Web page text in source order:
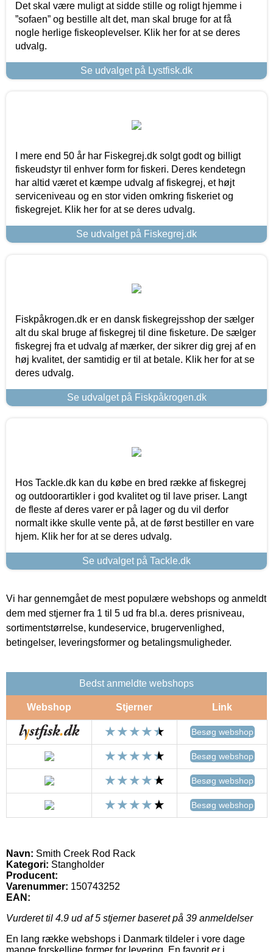
Det skal være muligt at sidde stille og roligt hjemme i
”sofaen” og bestille alt det, man skal bruge for at få
nogle herlige fiskeoplevelser. Klik her for at se deres
udvalg.
Se udvalget på Lystfisk.dk
I mere end 50 år har Fiskegrej.dk solgt godt og billigt
fiskeudstyr til enhver form for fiskeri. Deres kendetegn
har altid været et kæmpe udvalg af fiskegrej, et højt
serviceniveau og en stor viden omkring fiskeriet og
fiskegrejet. Klik her for at se deres udvalg.
Se udvalget på Fiskegrej.dk
Fiskpåkrogen.dk er en dansk fiskegrejsshop der sælger
alt du skal bruge af fiskegrej til dine fisketure. De sælger
fiskegrej fra et udvalg af mærker, der sikrer dig grej af en
høj kvalitet, der samtidig er til at betale. Klik her for at se
deres udvalg.
Se udvalget på Fiskpåkrogen.dk
Hos Tackle.dk kan du købe en bred række af fiskegrej
og outdoorartikler i god kvalitet og til lave priser. Langt
de fleste af deres varer er på lager og du vil derfor
normalt ikke skulle vente på, at de først bestiller en vare
hjem. Klik her for at se deres udvalg.
Se udvalget på Tackle.dk
Vi har gennemgået de mest populære webshops og anmeldt
dem med stjerner fra 1 til 5 ud fra bl.a. deres prisniveau,
sortimentstørrelse, kundeservice, brugervenlighed,
betingelser, leveringsformer og betalingsmuligheder.
Bedst anmeldte webshops
Webshop Stjerner Link
Besøg webshop
Besøg webshop
Besøg webshop
Besøg webshop
Navn: Smith Creek Rod Rack
Kategori: Stangholder
Producent:
Varenummer: 150743252
EAN:
Vurderet til 4.9 ud af 5 stjerner baseret på 39 anmeldelser
En lang række webshops i Danmark tildeler i vore dage
mange forskellige former for levering. En favorit er i